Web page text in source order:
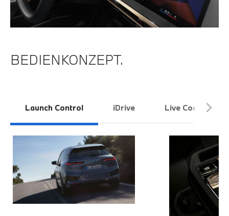
BEDIENKONZEPT.
Launch Control iDrive Live Cockpit